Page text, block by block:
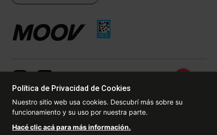
© Copyright - 2017 - 2026 www.dexter.com.ar, TODOS LOS
DERECHOS RESERVADOS. Las fotos contenidas en este site, el
Política de Privacidad de Cookies
Nuestro sitio web usa cookies. Descubrí más sobre su
funcionamiento y su uso por nuestra parte.
Hacé clic acá para más información.